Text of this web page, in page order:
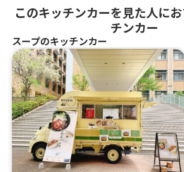
このキッチンカーを見た人に
チンカー
スープのキッチンカー